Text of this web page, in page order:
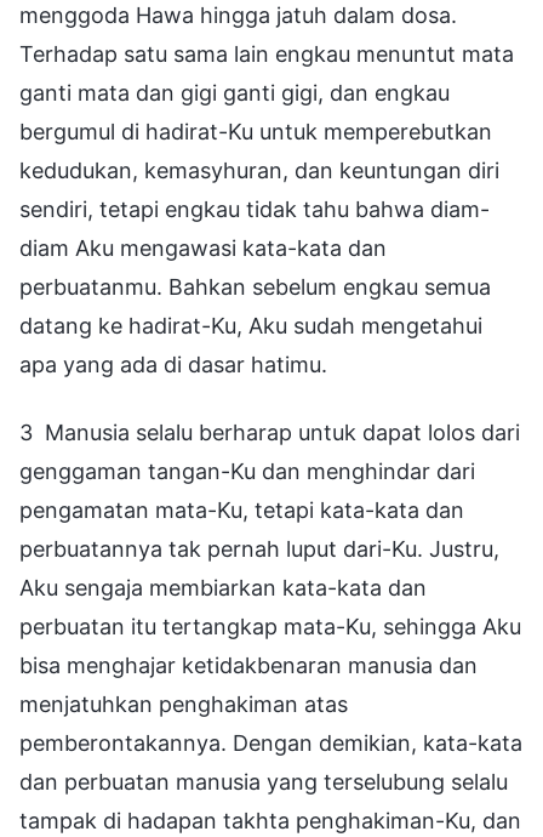
menggoda Hawa hingga jatuh dalam dosa.
Terhadap satu sama lain engkau menuntut mata
ganti mata dan gigi ganti gigi, dan engkau
bergumul di hadirat-Ku untuk memperebutkan
kedudukan, kemasyhuran, dan keuntungan diri
sendiri, tetapi engkau tidak tahu bahwa diam-
diam Aku mengawasi kata-kata dan
perbuatanmu. Bahkan sebelum engkau semua
datang ke hadirat-Ku, Aku sudah mengetahui
apa yang ada di dasar hatimu.
3 Manusia selalu berharap untuk dapat lolos dari
genggaman tangan-Ku dan menghindar dari
pengamatan mata-Ku, tetapi kata-kata dan
perbuatannya tak pernah luput dari-Ku. Justru,
Aku sengaja membiarkan kata-kata dan
perbuatan itu tertangkap mata-Ku, sehingga Aku
bisa menghajar ketidakbenaran manusia dan
menjatuhkan penghakiman atas
pemberontakannya. Dengan demikian, kata-kata
dan perbuatan manusia yang terselubung selalu
tampak di hadapan takhta penghakiman-Ku, dan